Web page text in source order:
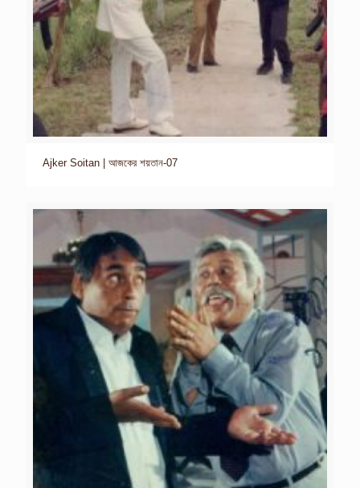
Ajker Soitan | আজকের শয়তান-07